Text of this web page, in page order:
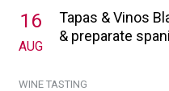
16
AUG
Tapas & Vinos
& preparate
WINE TASTING